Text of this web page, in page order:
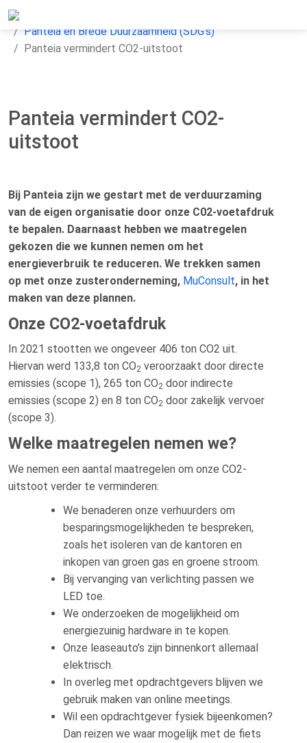
Home
Panteia en Brede Duurzaamheid (SDG's)
Panteia vermindert CO2-uitstoot
Panteia vermindert CO2-
uitstoot
Bij Panteia zijn we gestart met de verduurzaming
van de eigen organisatie door onze C02-voetafdruk
te bepalen. Daarnaast hebben we maatregelen
gekozen die we kunnen nemen om het
energieverbruik te reduceren. We trekken samen
op met onze zusteronderneming, MuConsult, in het
maken van deze plannen.
Onze CO2-voetafdruk
In 2021 stootten we ongeveer 406 ton CO2 uit.
Hiervan werd 133,8 ton CO2 veroorzaakt door directe
emissies (scope 1), 265 ton CO2 door indirecte
emissies (scope 2) en 8 ton CO2 door zakelijk vervoer
(scope 3).
Welke maatregelen nemen we?
We nemen een aantal maatregelen om onze CO2-
uitstoot verder te verminderen:
We benaderen onze verhuurders om
besparingsmogelijkheden te bespreken,
zoals het isoleren van de kantoren en
inkopen van groen gas en groene stroom.
Bij vervanging van verlichting passen we
LED toe.
We onderzoeken de mogelijkheid om
energiezuinig hardware in te kopen.
Onze leaseauto’s zijn binnenkort allemaal
elektrisch.
In overleg met opdrachtgevers blijven we
gebruik maken van online meetings.
Wil een opdrachtgever fysiek bijeenkomen?
Dan reizen we waar mogelijk met de fiets